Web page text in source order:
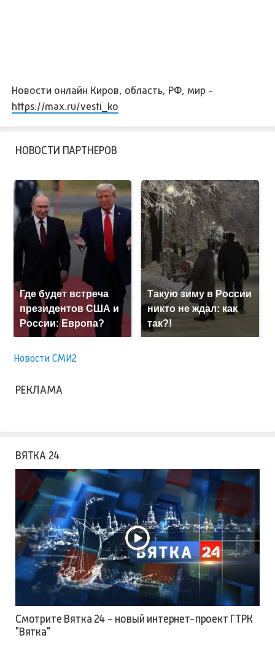
Новости онлайн Киров, область, РФ, мир -
https://max.ru/vesti_ko
НОВОСТИ ПАРТНЕРОВ
Где будет встреча
президентов США и
России: Европа?
Такую зиму в России
никто не ждал: как
так?!
Новости СМИ2
РЕКЛАМА
ВЯТКА 24
Смотрите Вятка 24 - новый интернет-проект ГТРК
"Вятка"